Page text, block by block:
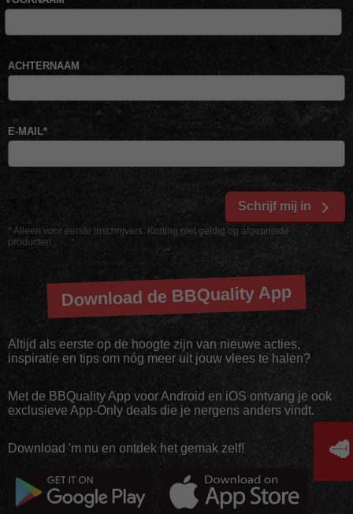
* Alleen voor eerste inschrijvers. Korting niet geldig op afgeprijsde
producten
ACHTERNAAM
E-MAIL*
Schrijf mij in
Download de BBQuality App
Altijd als eerste op de hoogte zijn van nieuwe acties,
inspiratie en tips om nóg meer uit jouw vlees te halen?
Met de BBQuality App voor Android en iOS ontvang je ook
exclusieve App-Only deals die je nergens anders vindt.
Download 'm nu en ontdek het gemak zelf! 🥩